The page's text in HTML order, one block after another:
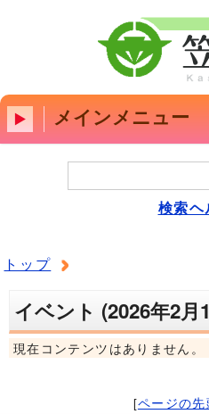
メインメニュー
検索ヘ
トップ
イベント (2026年2月
現在コンテンツはありません。
[ページの